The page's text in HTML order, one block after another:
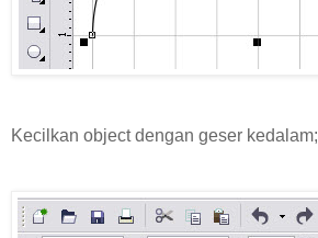
Kecilkan object dengan geser kedalam;